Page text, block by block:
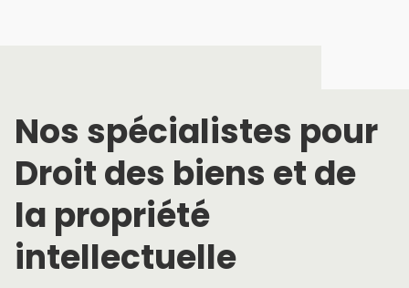
Nos spécialistes pour
Droit des biens et de
la propriété
intellectuelle